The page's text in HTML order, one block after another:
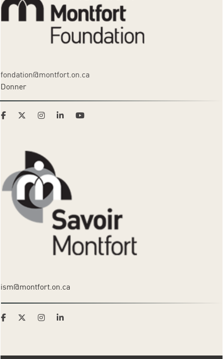
fondation@montfort.on.ca
Donner
ism@montfort.on.ca